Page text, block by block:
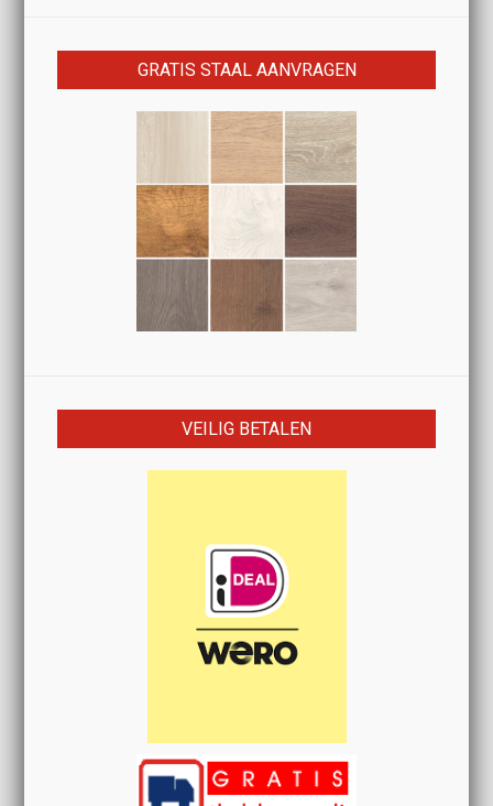
GRATIS STAAL AANVRAGEN
VEILIG BETALEN